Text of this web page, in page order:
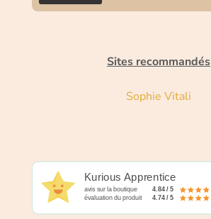
Sites recommandés
Sophie Vitali
Kurious Apprentice
avis sur la boutique 4.84 / 5
évaluation du produit 4.74 / 5